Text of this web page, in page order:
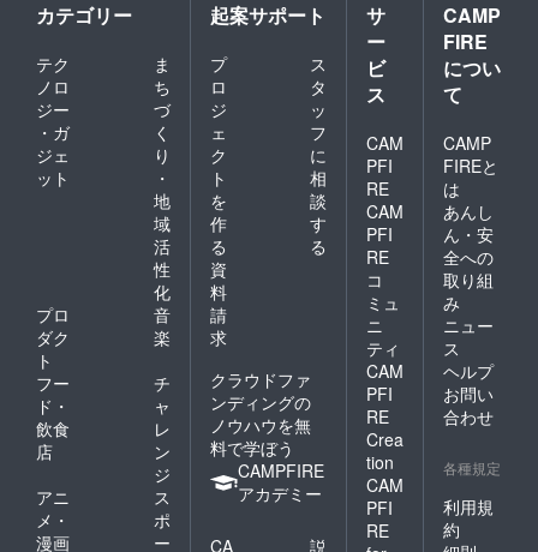
カテゴリー
テク
ノロ
ジー
・ガ
ジェ
ット
ま
ち
づ
く
り
・
地
域
活
性
化
プロ
ダク
ト
音
楽
フー
ド・
飲食
店
チ
ャ
レ
ン
ジ
アニ
メ・
漫画
ス
ポ
ー
起案サポート
プ
ロ
ジ
ェ
ク
ト
を
作
る
ス
タ
ッ
フ
に
相
談
す
る
資
料
請
求
クラウドファ
ンディングの
ノウハウを無
料で学ぼう
CAMPFIRE
アカデミー
CA
説
サ
ー
ビ
ス
CAM
PFI
RE
CAM
PFI
RE
コ
ミュ
ニ
ティ
CAM
PFI
RE
Crea
tion
CAM
PFI
RE
CAMP
FIRE
につい
て
CAMP
FIREと
は
あんし
ん・安
全への
取り組
み
ニュー
ス
ヘルプ
お問い
合わせ
各種規定
利用規
約